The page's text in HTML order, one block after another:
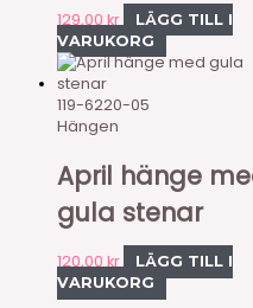
129,00 kr
LÄGG TILL I
VARUKORG
119-6220-05
Hängen
April hänge
gula stenar
120,00 kr
LÄGG TILL I
VARUKORG